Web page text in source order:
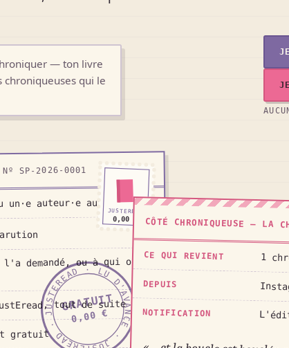
— ton livre
chroniqueuses qui le
Nº SP-2026-0001
JUSTEREAD
0,00 €
un·e auteur·e auto-édité·e
demandé, ou à qui on le
tout de suite
gratuitJUSTEREAD · LU D'AVANCE · JUSTEREAD · LU D'AVANCE ·
GRATUIT
0,00 €
CÔTÉ CHRONIQUEUSE — LA
CE QUI REVIENT 1
DEPUIS
NOTIFICATION